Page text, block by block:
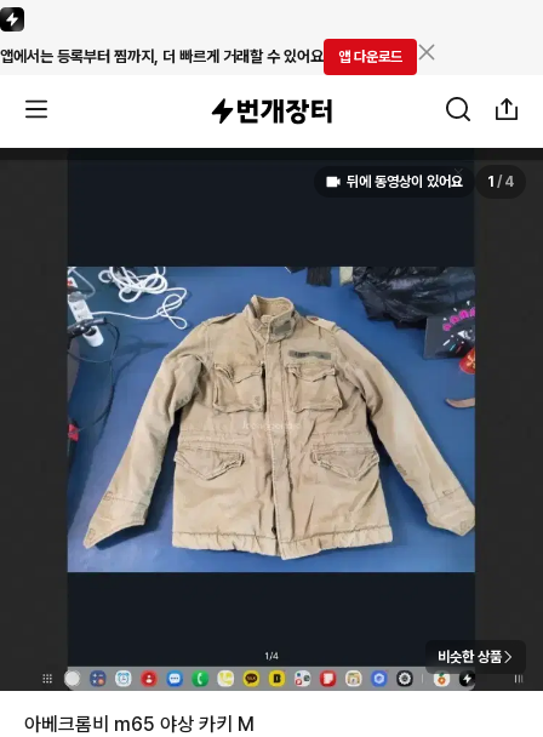
앱에서는 등록부터 찜까지, 더 빠르게 거래할 수 있어요 앱 다운로드
뒤에 동영상이 있어요 1 / 4
비슷한 상품
아베크롬비 m65 야상 카키 M